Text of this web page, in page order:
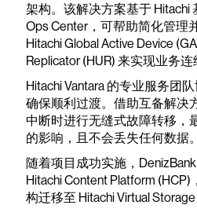
架构。该解决方案基于 Hitachi
Ops Center，可帮助简化管理
Hitachi Global Active Device
Replicator (HUR) 来实现业务连
Hitachi Vantara 的专业服务团
确保顺利过渡。借助互备解决
中断时进行无缝式故障转移，
的影响，且不会丢失任何数据。
随着项目成功实施，
Hitachi Content Platform
构迁移至 Hitachi Virtual Storage